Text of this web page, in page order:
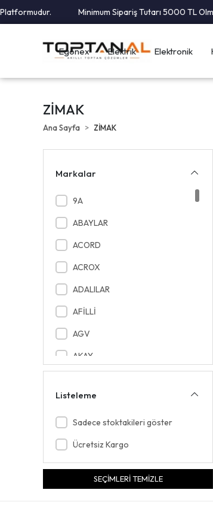
Minimum Sipariş Tutarı 5000 TL
Egonex Elektrik Elektronik
ZİMAK
Ana Sayfa ZİMAK
Markalar
9A
ABAYLAR
ACORD
ACROX
ADALILAR
AFİLLİ
AGV
AKAY
AKEL TEKSTİL
AKFİX
AKYAZI
AL NAJAM
ALASKA
Listeleme
Sadece stoktakileri göster
Ücretsiz Kargo
SEÇİMLERİ TEMİZLE